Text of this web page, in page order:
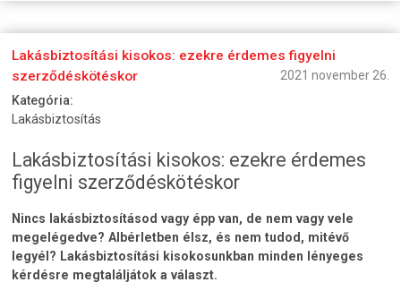
Lakásbiztosítási kisokos: ezekre érdemes figyelni
szerződéskötéskor
2021 november 26.
Kategória:
Lakásbiztosítás
Lakásbiztosítási kisokos: ezekre érdemes
figyelni szerződéskötéskor
Nincs lakásbiztosításod vagy épp van, de nem vagy vele
megelégedve? Albérletben élsz, és nem tudod, mitévő
legyél? Lakásbiztosítási kisokosunkban minden lényeges
kérdésre megtaláljátok a választ.